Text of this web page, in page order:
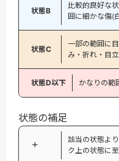
状態B
比較的良好な
囲に細かな傷(
状態C
一部の範囲に
み・折れ・目
状態D以下 かなりの範
状態の補足
＋
該当の状態よ
ク上の状態に